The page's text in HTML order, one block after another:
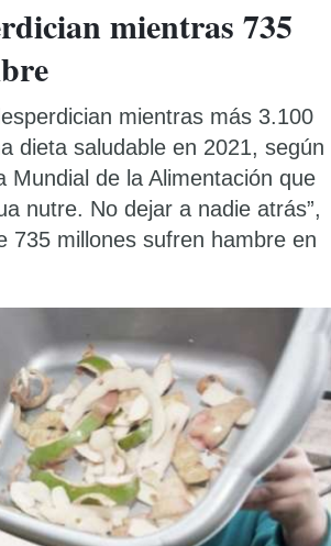
mientras 735
mientras más 3.100
dieta saludable en 2021, según
de la Alimentación que
nutre. No dejar a nadie atrás”,
735 millones sufren hambre en